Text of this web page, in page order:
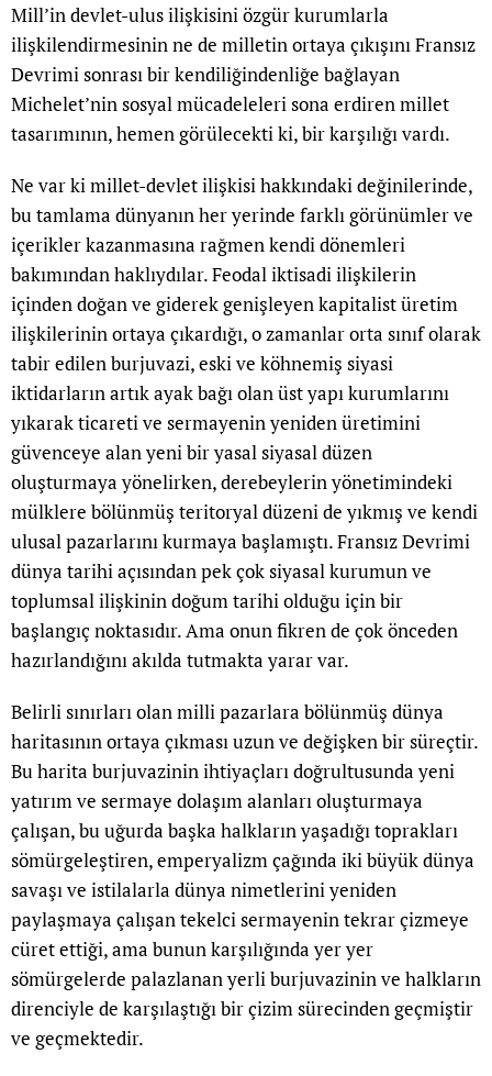
Mill’in devlet-ulus ilişkisini özgür kurumlarla
ilişkilendirmesinin ne de milletin ortaya çıkışını Fransız
Devrimi sonrası bir kendiliğindenliğe bağlayan
Michelet’nin sosyal mücadeleleri sona erdiren millet
tasarımının, hemen görülecekti ki, bir karşılığı vardı.
Ne var ki millet-devlet ilişkisi hakkındaki değinilerinde,
bu tamlama dünyanın her yerinde farklı görünümler ve
içerikler kazanmasına rağmen kendi dönemleri
bakımından haklıydılar. Feodal iktisadi ilişkilerin
içinden doğan ve giderek genişleyen kapitalist üretim
ilişkilerinin ortaya çıkardığı, o zamanlar orta sınıf olarak
tabir edilen burjuvazi, eski ve köhnemiş siyasi
iktidarların artık ayak bağı olan üst yapı kurumlarını
yıkarak ticareti ve sermayenin yeniden üretimini
güvenceye alan yeni bir yasal siyasal düzen
oluşturmaya yönelirken, derebeylerin yönetimindeki
mülklere bölünmüş teritoryal düzeni de yıkmış ve kendi
ulusal pazarlarını kurmaya başlamıştı. Fransız Devrimi
dünya tarihi açısından pek çok siyasal kurumun ve
toplumsal ilişkinin doğum tarihi olduğu için bir
başlangıç noktasıdır. Ama onun fikren de çok önceden
hazırlandığını akılda tutmakta yarar var.
Belirli sınırları olan milli pazarlara bölünmüş dünya
haritasının ortaya çıkması uzun ve değişken bir süreçtir.
Bu harita burjuvazinin ihtiyaçları doğrultusunda yeni
yatırım ve sermaye dolaşım alanları oluşturmaya
çalışan, bu uğurda başka halkların yaşadığı toprakları
sömürgeleştiren, emperyalizm çağında iki büyük dünya
savaşı ve istilalarla dünya nimetlerini yeniden
paylaşmaya çalışan tekelci sermayenin tekrar çizmeye
cüret ettiği, ama bunun karşılığında yer yer
sömürgelerde palazlanan yerli burjuvazinin ve halkların
direnciyle de karşılaştığı bir çizim sürecinden geçmiştir
ve geçmektedir.